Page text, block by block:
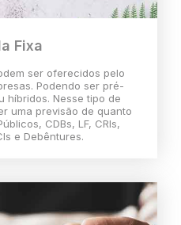
Fixa
ser oferecidos pelo
Podendo ser pré-
híbridos. Nesse tipo de
uma previsão de quanto
CDBs, LF, CRIs,
e Debêntures.